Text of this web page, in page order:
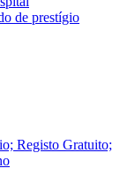
de prestígio
Registo Gratuito;